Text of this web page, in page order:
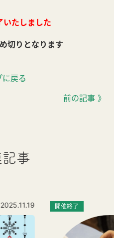
いたしました
切りとなります
に戻る
前の記事 》
記事
2025.11.19 開催終了